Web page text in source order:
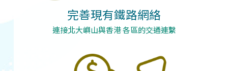
完善現有鐵路網絡
連接北大嶼山與香港 各區的交通連繫